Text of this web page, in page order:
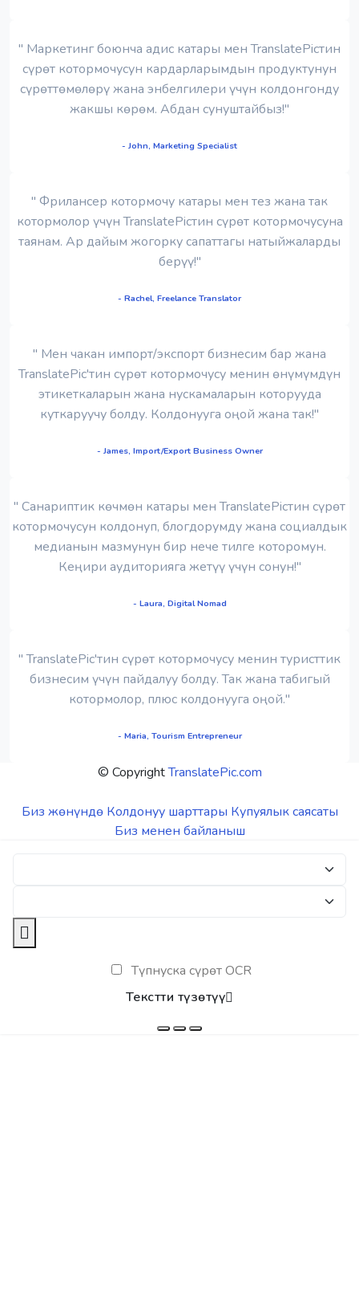
" Маркетинг боюнча адис катары мен TranslatePicтин
сүрөт котормочусун кардарларымдын продуктунун
сүрөттөмөлөрү жана энбелгилери үчүн колдонгонду
жакшы көрөм. Абдан сунуштайбыз!"
- John, Marketing Specialist
" Фрилансер котормочу катары мен тез жана так
котормолор үчүн TranslatePicтин сүрөт котормочусуна
таянам. Ар дайым жогорку сапаттагы натыйжаларды
берүү!"
- Rachel, Freelance Translator
" Мен чакан импорт/экспорт бизнесим бар жана
TranslatePic'тин сүрөт котормочусу менин өнүмүмдүн
этикеткаларын жана нускамаларын которууда
куткаруучу болду. Колдонууга оңой жана так!"
- James, Import/Export Business Owner
" Санариптик көчмөн катары мен TranslatePicтин сүрөт
котормочусун колдонуп, блогдорумду жана социалдык
медианын мазмунун бир нече тилге которомун.
Кеңири аудиторияга жетүү үчүн сонун!"
- Laura, Digital Nomad
" TranslatePic'тин сүрөт котормочусу менин туристтик
бизнесим үчүн пайдалуу болду. Так жана табигый
котормолор, плюс колдонууга оңой."
- Maria, Tourism Entrepreneur
© CopyrightTranslatePic.com
Биз жөнүндө Колдонуу шарттары Купуялык саясаты
Биз менен байланыш
Түпнуска сүрөт OCR
Текстти түзөтүү